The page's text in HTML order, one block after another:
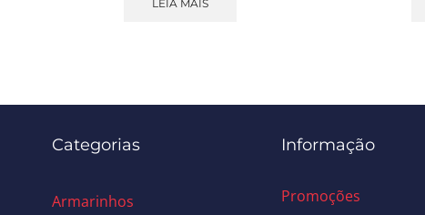
LEIA MAIS
Categorias
Armarinhos
Informação
Promoções